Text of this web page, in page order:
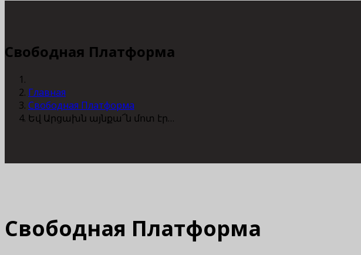
Свободная Платформа
Главная
Свободная Платформа
Եվ Արցախն այնքա՜ն մոտ էր…
Свободная Платформа